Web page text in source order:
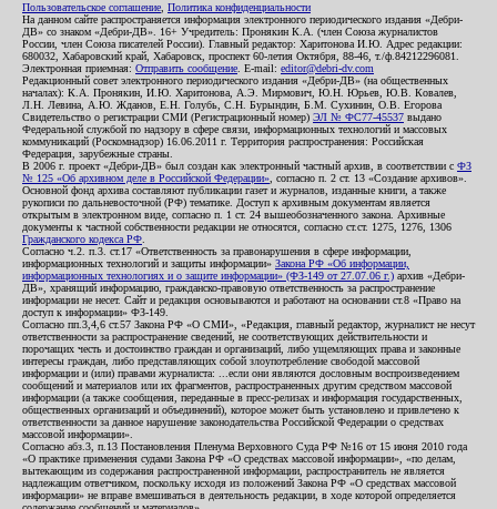
Пользовательское соглашение Политика конфиденциальности
На данном сайте распространяется информация электронного периодического издания «Дебри-
ДВ» со знаком «Дебри-ДВ». 16+ Учредитель: Пронякин К.А. (член Союза журналистов
России, член Союза писателей России). Главный редактор: Харитонова И.Ю. Адрес редакции:
680032, Хабаровский край, Хабаровск, проспект 60-летия Октября, 88-46, т./ф.84212296081.
Электронная приемная: Отправить сообщение . E-mail: editor@debri-dv.com
Редакционный совет электронного периодического издания «Дебри-ДВ» (на общественных
началах): К.А. Пронякин, И.Ю. Харитонова, А.Э. Мирмович, Ю.Н. Юрьев, Ю.В. Ковалев,
Л.Н. Левина, А.Ю. Жданов, Е.Н. Голубь, С.Н. Бурындин, Б.М. Сухинин, О.В. Егорова
Свидетельство о регистрации СМИ (Регистрационный номер) ЭЛ № ФС77-45537 выдано
Федеральной службой по надзору в сфере связи, информационных технологий и массовых
коммуникаций (Роскомнадзор) 16.06.2011 г. Территория распространения: Российская
Федерация, зарубежные страны.
В 2006 г. проект «Дебри-ДВ» был создан как электронный частный архив, в соответствии с ФЗ
№ 125 «Об архивном деле в Российской Федерации» , согласно п. 2 ст. 13 «Создание архивов».
Основной фонд архива составляют публикации газет и журналов, изданные книги, а также
рукописи по дальневосточной (РФ) тематике. Доступ к архивным документам является
открытым в электронном виде, согласно п. 1 ст. 24 вышеобозначенного закона. Архивные
документы к частной собственности редакции не относятся, согласно ст.ст. 1275, 1276, 1306
Гражданского кодекса РФ
Согласно ч.2. п.3. ст.17 «Ответственность за правонарушения в сфере информации,
информационных технологий и защиты информации» Закона РФ «Об информации,
информационных технологиях и о защите информации» (ФЗ-149 от 27.07.06 г.) архив «Дебри-
ДВ», хранящий информацию, гражданско-правовую ответственность за распространение
информации не несет. Сайт и редакция основываются и работают на основании ст.8 «Право на
доступ к информации» ФЗ-149.
Согласно пп.3,4,6 ст.57 Закона РФ «О СМИ», «Редакция, главный редактор, журналист не несут
ответственности за распространение сведений, не соответствующих действительности и
порочащих честь и достоинство граждан и организаций, либо ущемляющих права и законные
интересы граждан, либо представляющих собой злоупотребление свободой массовой
информации и (или) правами журналиста: ...если они являются дословным воспроизведением
сообщений и материалов или их фрагментов, распространенных другим средством массовой
информации (а также сообщения, переданные в пресс-релизах и информация государственных,
общественных организаций и объединений), которое может быть установлено и привлечено к
ответственности за данное нарушение законодательства Российской Федерации о средствах
массовой информации».
Согласно абз.3, п.13 Постановления Пленума Верховного Суда РФ №16 от 15 июня 2010 года
«О практике применения судами Закона РФ «О средствах массовой информации», «по делам,
вытекающим из содержания распространенной информации, распространитель не является
надлежащим ответчиком, поскольку исходя из положений Закона РФ «О средствах массовой
информации» не вправе вмешиваться в деятельность редакции, в ходе которой определяется